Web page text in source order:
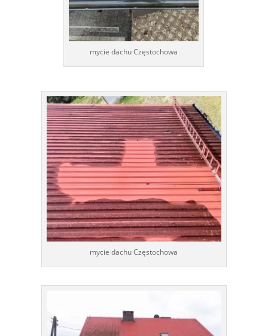
mycie dachu Częstochowa
mycie dachu Częstochowa